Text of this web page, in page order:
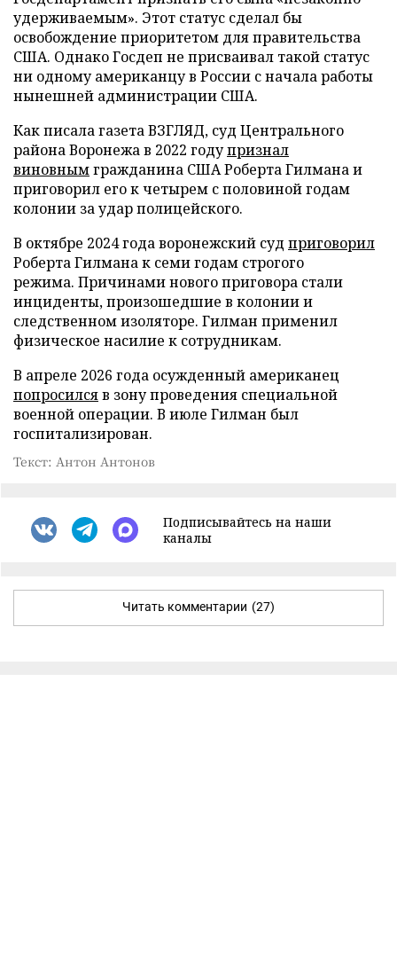
удерживаемым». Этот статус сделал бы
освобождение приоритетом для правительства
США. Однако Госдеп не присваивал такой статус
ни одному американцу в России с начала работы
нынешней администрации США.
Как писала газета ВЗГЛЯД, суд Центрального
района Воронежа в 2022 годупризнал
виновнымгражданина США Роберта Гилмана и
приговорил его к четырем с половиной годам
колонии за удар полицейского.
В октябре 2024 года воронежский суд приговорил
Роберта Гилмана к семи годам строгого
режима. Причинами нового приговора стали
инциденты, произошедшие в колонии и
следственном изоляторе. Гилман применил
физическое насилие к сотрудникам.
В апреле 2026 года осужденный американец
попросилсяв зону проведения специальной
военной операции. В июле Гилман был
госпитализирован.
Текст: Антон Антонов
Подписывайтесь на наши
каналы
Читать комментарии (27)